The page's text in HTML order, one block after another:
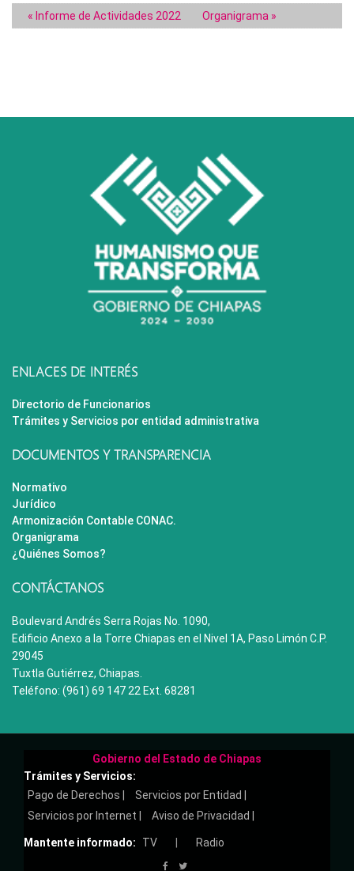
« Informe de Actividades 2022 Organigrama »
ENLACES DE INTERÉS
Directorio de Funcionarios
Trámites y Servicios por entidad administrativa
DOCUMENTOS Y TRANSPARENCIA
Normativo
Jurídico
Armonización Contable CONAC.
Organigrama
¿Quiénes Somos?
CONTÁCTANOS
Boulevard Andrés Serra Rojas No. 1090,
Edificio Anexo a la Torre Chiapas en el Nivel 1A, Paso Limón C.P.
29045
Tuxtla Gutiérrez, Chiapas.
Teléfono: (961) 69 147 22 Ext. 68281
Gobierno del Estado de Chiapas
Trámites y Servicios:
Pago de Derechos |
Servicios por Entidad |
Servicios por Internet |
Aviso de Privacidad |
Mantente informado: TV Radio